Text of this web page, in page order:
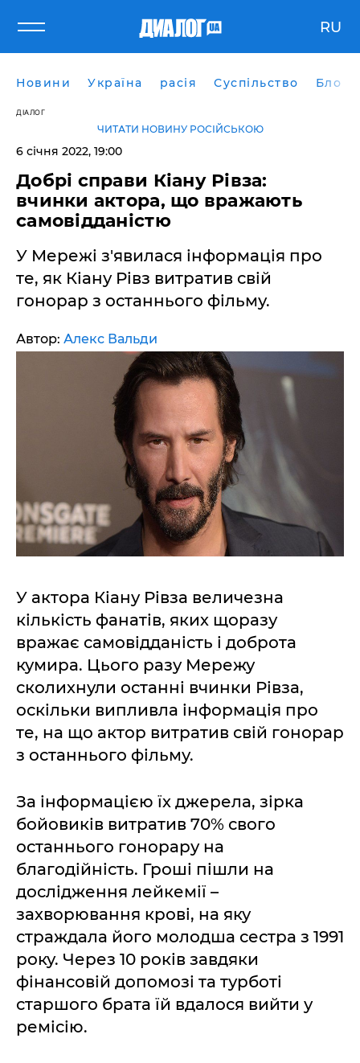
RU
Новини Україна расія Суспільство Блоги
ДІАЛОГ
ЧИТАТИ НОВИНУ РОСІЙСЬКОЮ
6 січня 2022, 19:00
Добрі справи Кіану Рівза:
вчинки актора, що вражають
самовідданістю
У Мережі з'явилася інформація про
те, як Кіану Рівз витратив свій
гонорар з останнього фільму.
Автор: Алекс Вальди
У актора Кіану Рівза величезна
кількість фанатів, яких щоразу
вражає самовідданість і доброта
кумира. Цього разу Мережу
сколихнули останні вчинки Рівза,
оскільки випливла інформація про
те, на що актор витратив свій гонорар
з останнього фільму.
За інформацією їх джерела, зірка
бойовиків витратив 70% свого
останнього гонорару на
благодійність. Гроші пішли на
дослідження лейкемії –
захворювання крові, на яку
страждала його молодша сестра з 1991
року. Через 10 років завдяки
фінансовій допомозі та турботі
старшого брата їй вдалося вийти у
ремісію.